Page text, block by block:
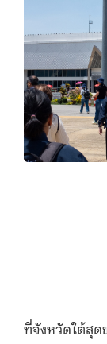
ที่จังหวัดใต้สุด